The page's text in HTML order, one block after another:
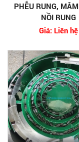
PHỄU RUNG,
NỒI RUNG
Giá: Liên hệ